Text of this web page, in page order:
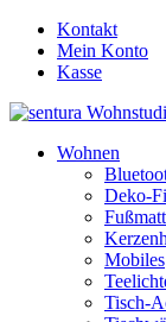
Kontakt
Mein Konto
Kasse
Wohnen
Deko-
Mobiles
Tisch-